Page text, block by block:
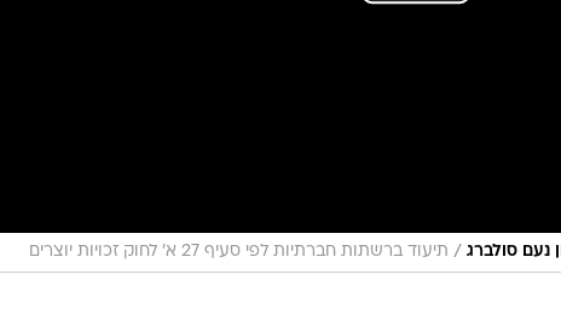
נעם סולברג / תיעוד ברשתות חברתיות לפי סעיף 27 א' לחוק זכויות יוצרים